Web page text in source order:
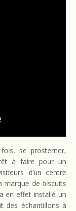
se prosterner,
à faire pour un
d’un centre
marque de biscuits
en effet installé un
des échantillons à